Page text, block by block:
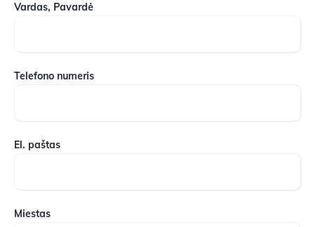
Vardas, Pavardė
Telefono numeris
El. paštas
Miestas